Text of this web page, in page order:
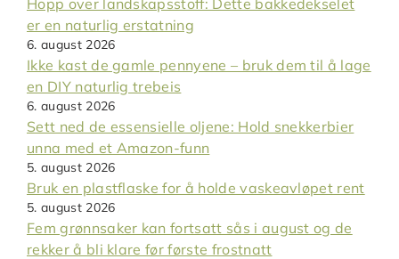
er en naturlig erstatning
6. august 2026
Ikke kast de gamle pennyene – bruk dem til å lage
en DIY naturlig trebeis
6. august 2026
Sett ned de essensielle oljene: Hold snekkerbier
unna med et Amazon-funn
5. august 2026
Bruk en plastflaske for å holde vaskeavløpet rent
5. august 2026
Fem grønnsaker kan fortsatt sås i august og de
rekker å bli klare før første frostnatt